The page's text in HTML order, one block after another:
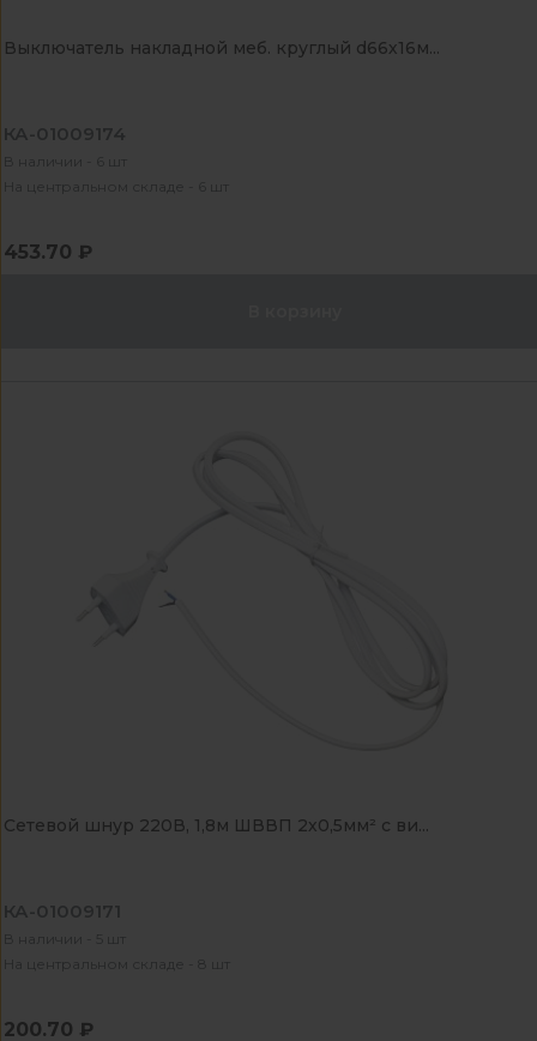
Выключатель накладной меб. круглый d66х16м...
КА-01009174
В наличии - 6 шт
На центральном складе - 6 шт
453.70 ₽
Сетевой шнур 220В, 1,8м ШВВП 2х0,5мм² с ви...
КА-01009171
В наличии - 5 шт
На центральном складе - 8 шт
200.70 ₽